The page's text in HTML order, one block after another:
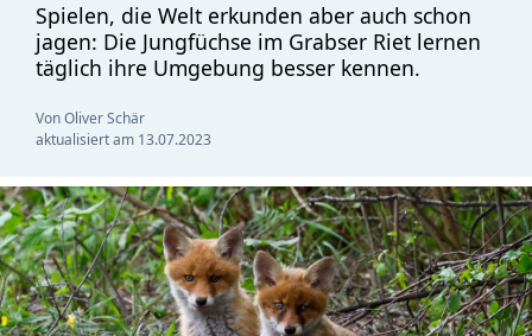
Spielen, die Welt erkunden aber auch schon
jagen: Die Jungfüchse im Grabser Riet lernen
täglich ihre Umgebung besser kennen.
Von Oliver Schär
aktualisiert am 13.07.2023